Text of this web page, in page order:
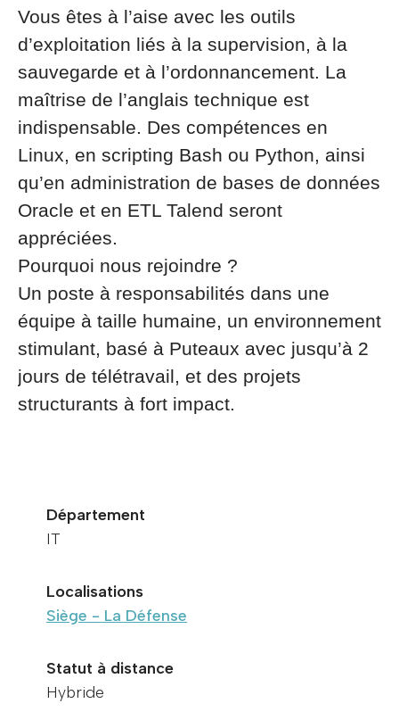
Vous êtes à l’aise avec les outils
d’exploitation liés à la supervision, à la
sauvegarde et à l’ordonnancement. La
maîtrise de l’anglais technique est
indispensable. Des compétences en
Linux, en scripting Bash ou Python, ainsi
qu’en administration de bases de données
Oracle et en ETL Talend seront
appréciées.
Pourquoi nous rejoindre ?
Un poste à responsabilités dans une
équipe à taille humaine, un environnement
stimulant, basé à Puteaux avec jusqu’à 2
jours de télétravail, et des projets
structurants à fort impact.
Département
IT
Localisations
Siège - La Défense
Statut à distance
Hybride